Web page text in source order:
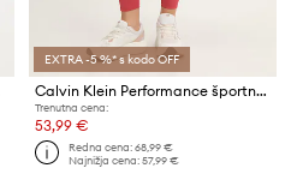
EXTRA -5 %* s kodo OFF
Calvin Klein Performance športne pajkice ženske
Trenutna cena:
53,99 €
Redna cena:68,99 €
Najnižja cena:57,99 €